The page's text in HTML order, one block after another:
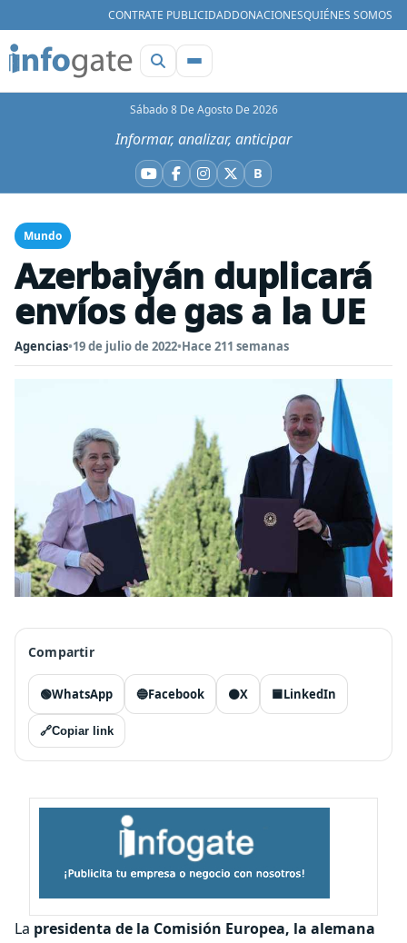
CONTRATE PUBLICIDADDONACIONESQUIÉNES SOMOS
Sábado 8 De Agosto De 2026
Informar, analizar, anticipar
YouTube
Facebook
Instagram
X BBluesky
Mundo
Azerbaiyán duplicará
envíos de gas a la UE
Agencias•19 de julio de 2022•Hace 211 semanas
Compartir
🟢WhatsApp 🔵Facebook ⚫X 🟦LinkedIn
🔗Copiar link
La presidenta de la Comisión Europea, la alemana